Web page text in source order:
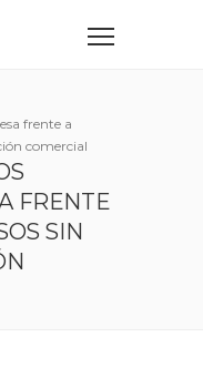
frente a
comercial
FRENTE
SIN